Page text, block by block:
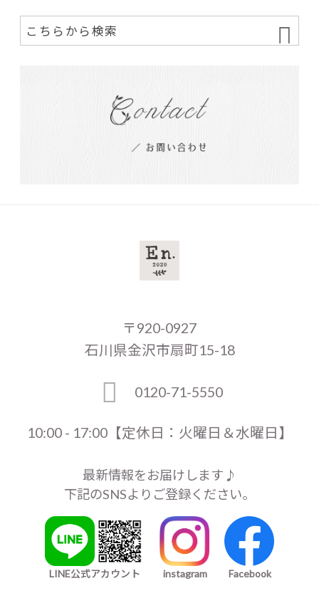
〒920-0927
石川県金沢市扇町15-18
0120-71-5550
10:00 - 17:00【定休日：火曜日＆水曜日】
最新情報をお届けします♪
下記のSNSよりご登録ください。
LINE公式アカウント instagram Facebook